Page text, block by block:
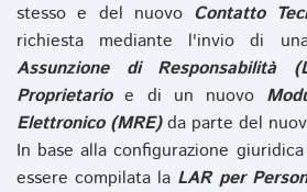
stesso e del nuovo Contatto
richiesta mediante l'invio di
Assunzione di Responsabilità
Proprietarioe di un nuovo
Elettronico (MRE)da parte del
In base alla configurazione
essere compilata la LAR per